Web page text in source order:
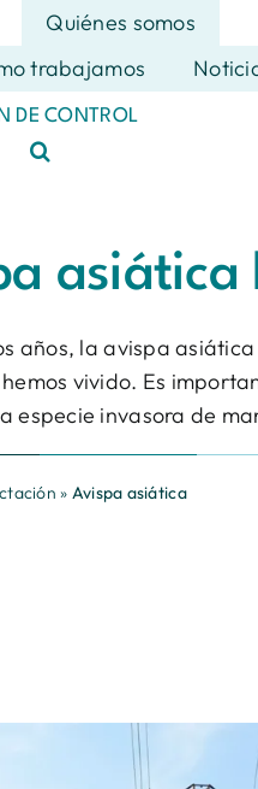
Quiénes somos
trabajamos
DE CONTROL
asiática
años, la avispa
vivido. Es
especie invasora de
» Avispa asiática